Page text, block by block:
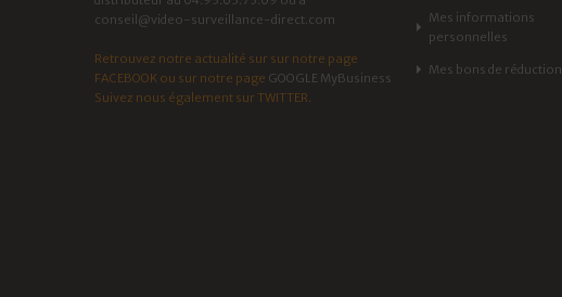
conseil@video-surveillance-direct.com
Retrouvez notre actualité sur sur notre page
FACEBOOK ou sur notre page GOOGLE MyBusiness
Suivez nous également sur TWITTER.
Mes informations
personnelles
Mes bons de réduction